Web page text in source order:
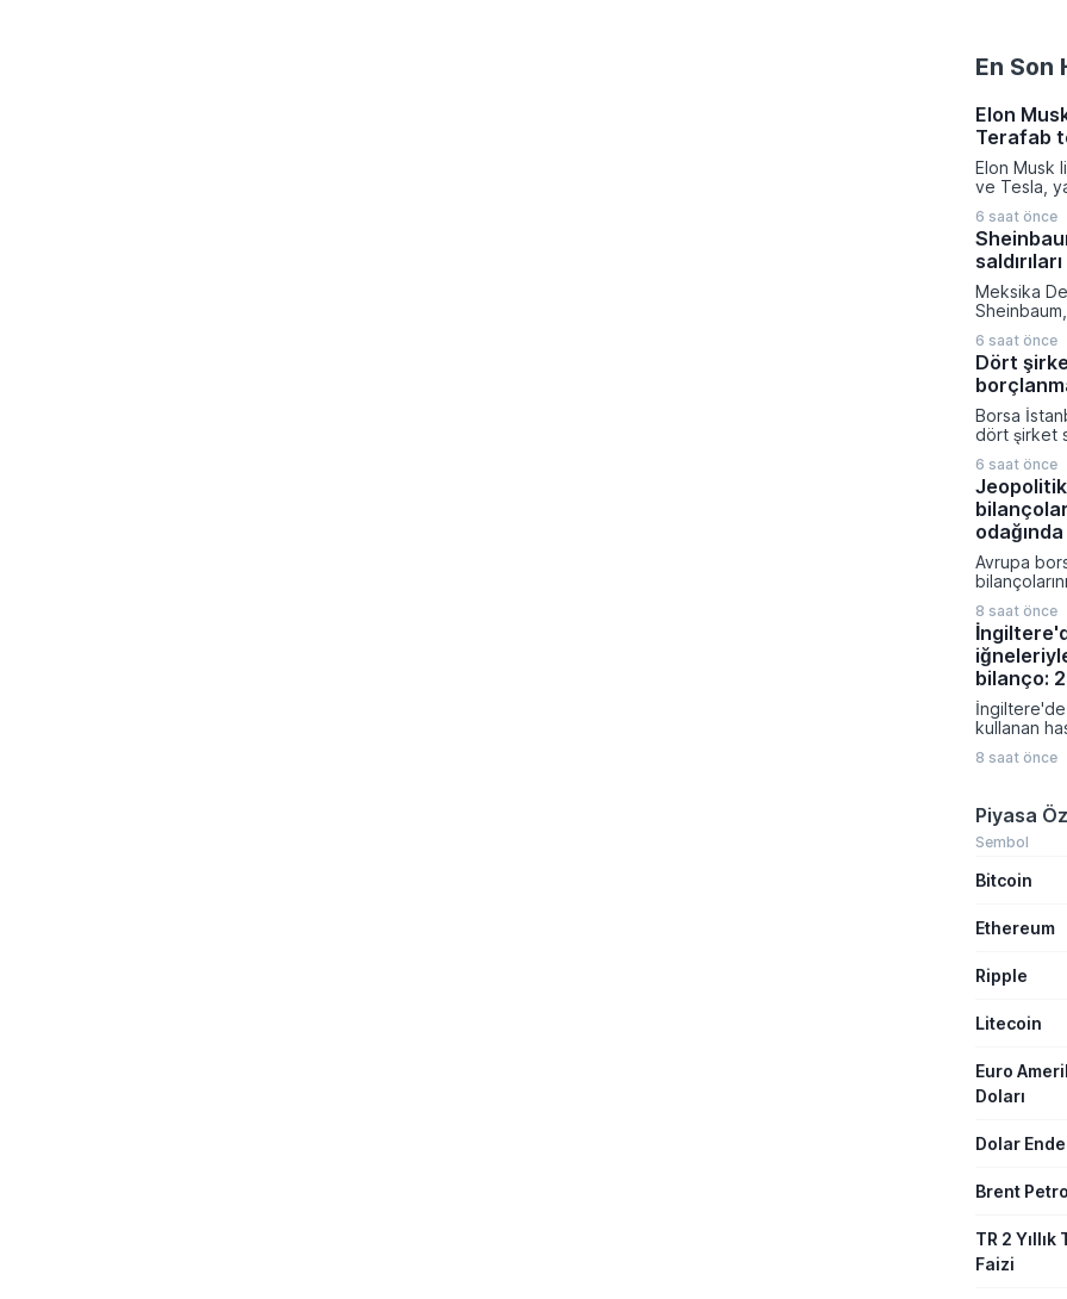
En Son
Elon
Terafab
Elon Musk
ve Tesla,
azaltmak
eyaletinde
kurma
verilen bu
milyar dolar
sermaye
6 saat önce
Meksika
devam
toplumu
çağırdı.
Devleti'ni
yineleyen
sivil
ateşkes ve
uyulması
6 saat önce
Dört
Borsa
dört şirket
hedeflerine
Sermaye
yapılan
Ağustos
sermaye
ve
önemli
kapsıyor.
6 saat önce
odağında
Avrupa
bölge
veriler ve
Almanya'da
siparişleri
artış
verileri
8 saat önce
bilanço:
İngiltere'de
kullanan
sağlık
gibi popüler
konusunda
8 saat önce
Piyasa
Sembol
Bitcoin
Ethereum
Ripple
Litecoin
Euro
Doları
Dolar
Brent
TR 2 Yıllık
Faizi